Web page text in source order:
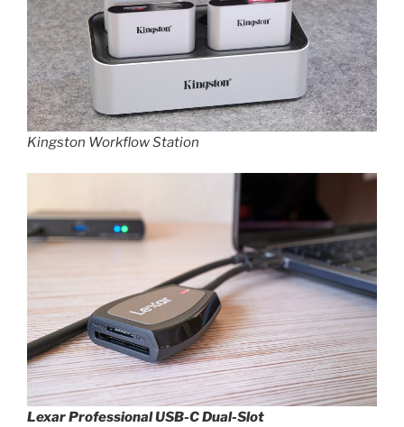
Kingston Workflow Station
Lexar Professional USB-C Dual-Slot